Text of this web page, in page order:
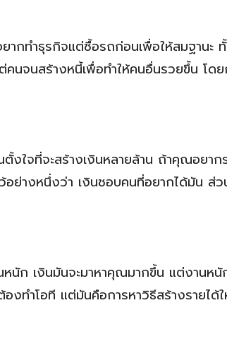
ากทำธุรกิจแต่ซื้อรถก่อนเพื่อให้สมฐานะ
คนจนสร้างหนี้เพื่อทำให้คนอื่นรวยขึ้น โดย
งใจที่จะสร้างเงินหลายล้าน ถ้าคุณอยา
ย่างหนึ่งว่า เงินชอบคนที่อยากได้มัน ส่ว
นัก เงินมันจะมาหาคุณมากขึ้น แต่งานหนั
ทำโอที แต่มันคือการหาวิธีสร้างรายได้